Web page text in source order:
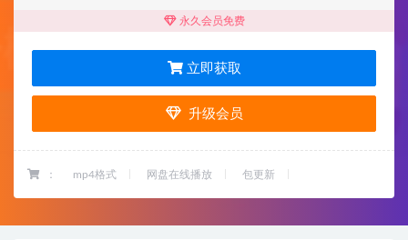
永久会员免费
立即获取
升级会员
： mp4格式 网盘在线播放 包更新